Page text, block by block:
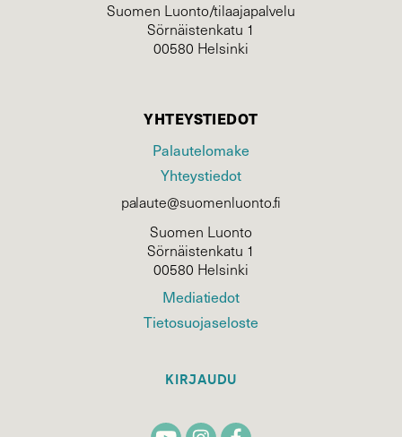
Suomen Luonto/tilaajapalvelu
Sörnäistenkatu 1
00580 Helsinki
YHTEYSTIEDOT
Palautelomake
Yhteystiedot
palaute@suomenluonto.fi
Suomen Luonto
Sörnäistenkatu 1
00580 Helsinki
Mediatiedot
Tietosuojaseloste
KIRJAUDU